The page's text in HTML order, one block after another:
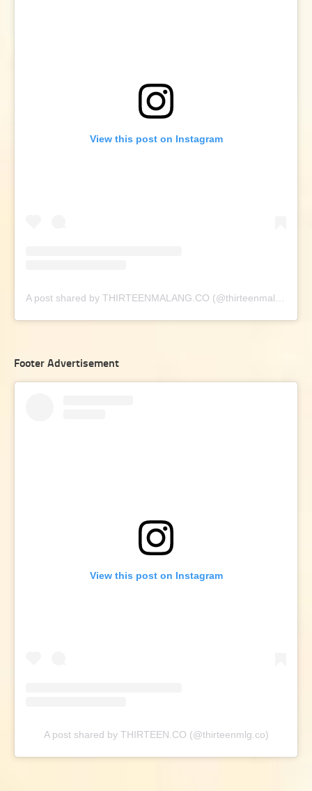
View this post on Instagram
Footer Advertisement
View this post on Instagram
A post shared by THIRTEEN.CO (@thirteenmlg.co)